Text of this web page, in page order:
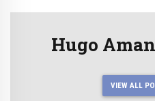
Hugo
VIEW ALL